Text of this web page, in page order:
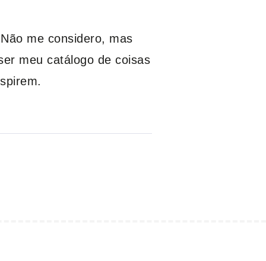
me considero, mas
meu catálogo de coisas